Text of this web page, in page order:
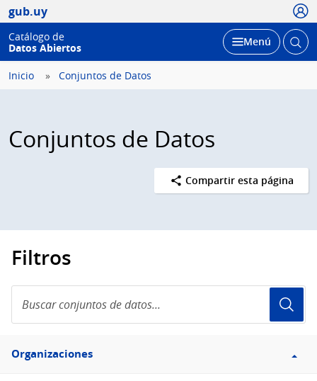
gub.uy
Catálogo de
Datos Abiertos
Desplegar
Menú Abrir
Inicio Conjuntos de Datos
Conjuntos de Datos
Compartir esta página
Filtros
conjuntos
de
Filtro
Organizaciones
Organizaciones